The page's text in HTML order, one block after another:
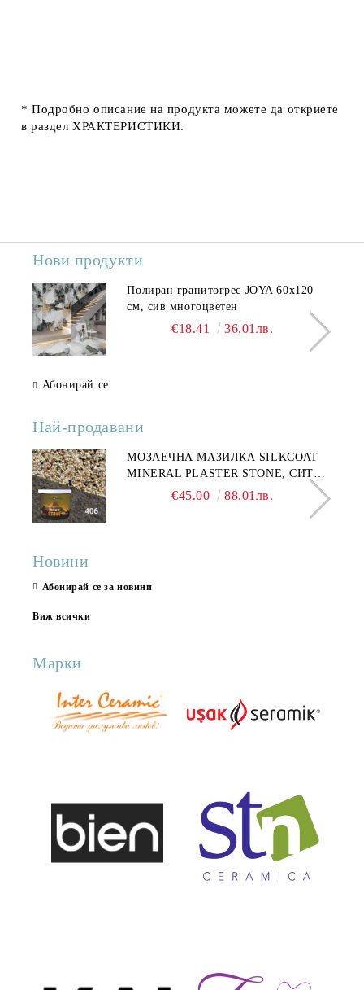
* Подробно описание на продукта можете да откриете
в раздел ХРАКТЕРИСТИКИ.
Нови продукти
Полиран гранитогрес JOYA 60x120
см, сив многоцветен
€18.41 36.01лв.
Абонирай се
Най-продавани
МОЗАЕЧНА МАЗИЛКА SILKCOAT
MINERAL PLASTER STONE, СИТЕН
КАМЪК 406 25КГ
€45.00 88.01лв.
Новини
Абонирай се за новини
Виж всички
Марки